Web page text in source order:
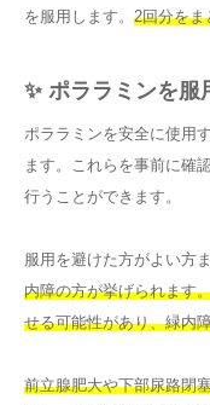
を服用します。 2回分をま
✨ ポララミンを服
ポララミンを安全に使用
ます。これらを事前に確
行うことができます。
服用を避けた方がよい方
内障の方が挙げられます
せる可能性があり、緑内
前立腺肥大や下部尿路閉